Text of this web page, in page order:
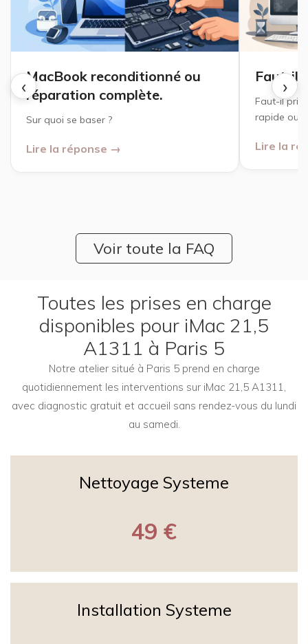
‹ ›
MacBook reconditionné ou
réparation complète.
Sur quoi se baser ?
Lire la réponse →
Faut-il
Faut-il
rapide ou
Lire la
Voir toute la FAQ
Toutes les prises en charge
disponibles pour iMac 21,5
A1311 à Paris 5
Notre atelier situé à Paris 5 prend en charge
quotidiennement les interventions sur iMac 21,5 A1311,
avec diagnostic gratuit et accueil sans rendez-vous du lundi
au samedi.
Nettoyage Systeme
49 €
Installation Systeme